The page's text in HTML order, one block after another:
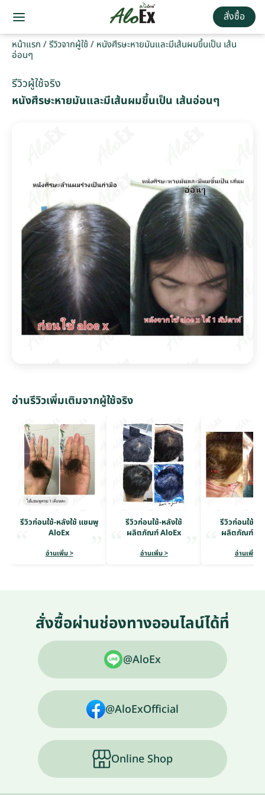
สั่งซื้อ
หน้าแรก /รีวิวจากผู้ใช้ / หนังศีรษะหายมันและมีเส้นผมขึ้นเป็น เส้น
อ่อนๆ
รีวิวผู้ใช้จริง
หนังศีรษะหายมันและมีเส้นผมขึ้นเป็น เส้นอ่อนๆ
อ่านรีวิวเพิ่มเติมจากผู้ใช้จริง
รีวิวก่อนใช้-หลังใช้ แชมพู
AloEx
อ่านเพิ่ม >
รีวิวก่อนใช้-หลังใช้
ผลิตภัณฑ์ AloEx
อ่านเพิ่ม >
รีวิวก่อนใช้-ห
ผลิตภัณฑ์
อ่านเพิ่ม >
สั่งซื้อผ่านช่องทางออนไลน์ได้ที่
@AloEx
@AloExOfficial
Online Shop